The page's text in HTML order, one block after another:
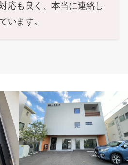
応も良く、本当に連絡し
います。